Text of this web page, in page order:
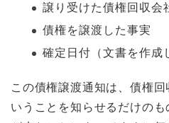
譲り受けた債権回収会
債権を譲渡した事実
確定日付（文書を作成
この債権譲渡通知は、債権
いうことを知らせるだけの